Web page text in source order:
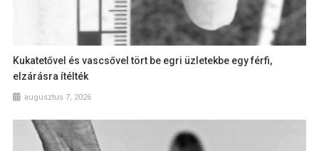
Kukatetővel és vascsővel tört be egri üzletekbe egy férfi,
elzárásra ítélték
augusztus 7, 2026